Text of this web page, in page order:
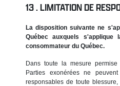
LIMITATION DE
La disposition suivante ne
Québec auxquels
consommateur du Québec.
Dans toute la mesure
Parties exonérées ne
responsables de toute